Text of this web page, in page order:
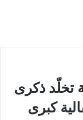
تخلّد ذكرى
كبرى